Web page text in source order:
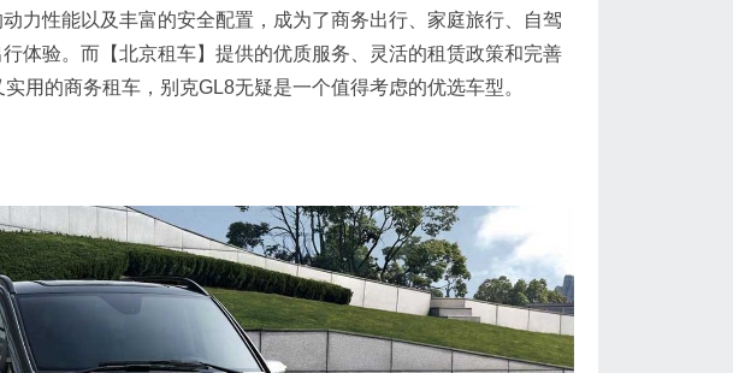
力性能以及丰富的安全配置，成为了商务出行、家庭旅行、自驾
体验。而【北京租车】提供的优质服务、灵活的租赁政策和完善
用的商务租车，别克GL8无疑是一个值得考虑的优选车型。